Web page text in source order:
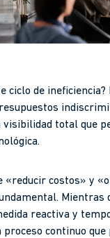
ciclo de ineficiencia?
visibilidad total que
«reducir costos» y
Mientras
reactiva y
continuo que